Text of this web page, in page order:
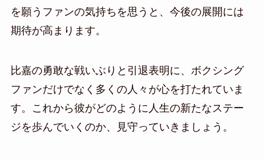
を願うファンの気持ちを思うと、今後の展開には
期待が高まります。
比嘉の勇敢な戦いぶりと引退表明に、ボクシング
ファンだけでなく多くの人々が心を打たれていま
す。これから彼がどのように人生の新たなステー
ジを歩んでいくのか、見守っていきましょう。